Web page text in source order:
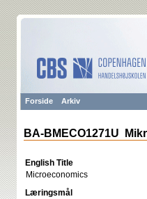
Forside Arkiv
BA-BMECO1271U
English Title
Microeconomics
Læringsmål